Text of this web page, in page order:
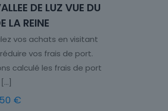
DE LUZ VUE DU
LA REINE
vos achats en visitant
vos frais de port.
calculé les frais de port
[…]
€